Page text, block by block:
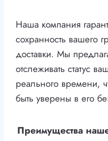
Наша компания
сохранность вашего
доставки. Мы
отслеживать статус
реального времени,
быть уверены в его
Преимущества